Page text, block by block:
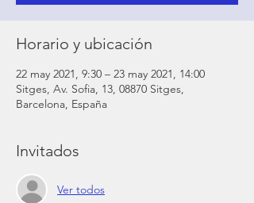
Horario y ubicación
22 may 2021, 9:30 – 23 may 2021, 14:00
Sitges, Av. Sofia, 13, 08870 Sitges,
Barcelona, España
Invitados
Ver todos